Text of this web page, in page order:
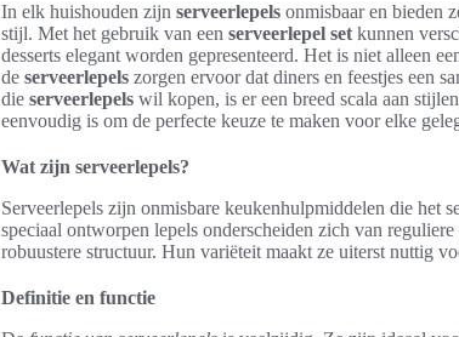
In elk huishouden zijn serveerlepels onmisbaar en bieden
stijl. Met het gebruik van een serveerlepel set kunnen
desserts elegant worden gepresenteerd. Het is niet alleen
de serveerlepels zorgen ervoor dat diners en feestjes een
die serveerlepels wil kopen, is er een breed scala aan
eenvoudig is om de perfecte keuze te maken voor elke
Wat zijn serveerlepels?
Serveerlepels zijn onmisbare keukenhulpmiddelen die het
speciaal ontworpen lepels onderscheiden zich van
robuustere structuur. Hun variëteit maakt ze uiterst nuttig
Definitie en functie